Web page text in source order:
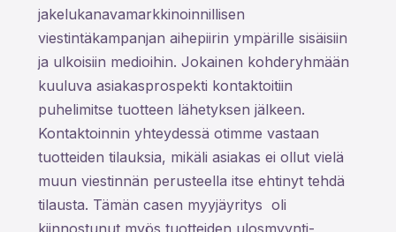
jakelukanavamarkkinoinnillisen
viestintäkampanjan aihepiirin ympärille sisäisiin
ja ulkoisiin medioihin. Jokainen kohderyhmään
kuuluva asiakasprospekti kontaktoitiin
puhelimitse tuotteen lähetyksen jälkeen.
Kontaktoinnin yhteydessä otimme vastaan
tuotteiden tilauksia, mikäli asiakas ei ollut vielä
muun viestinnän perusteella itse ehtinyt tehdä
tilausta. Tämän casen myyjäyritys oli
kiinnostunut myös tuotteiden ulosmyynti-